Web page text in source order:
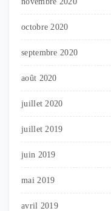
octobre 2020
septembre 2020
août 2020
juillet 2020
juillet 2019
juin 2019
mai 2019
avril 2019